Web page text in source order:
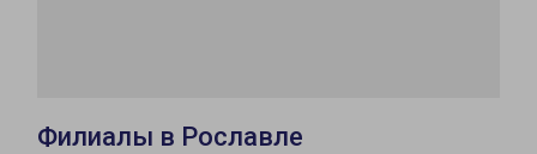
Филиалы в Рославле